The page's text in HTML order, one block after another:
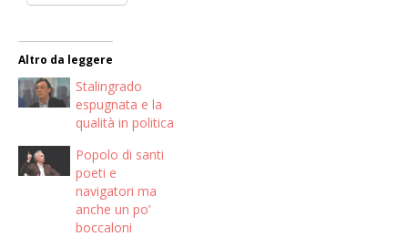
Altro da leggere
Stalingrado
espugnata e la
qualità in politica
Popolo di santi
poeti e
navigatori ma
anche un po’
boccaloni